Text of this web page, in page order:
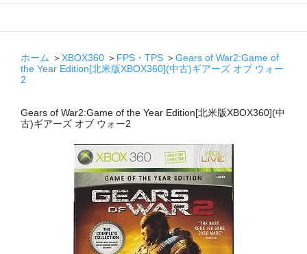
ホーム ＞XBOX360 ＞ FPS・TPS ＞Gears of War2:Game of
the Year Edition[北米版XBOX360](中古)ギアーズ オブ ウォー
2
Gears of War2:Game of the Year Edition[北米版XBOX360](中
古)ギアーズ オブ ウォー2